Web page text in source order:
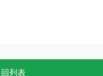
列表